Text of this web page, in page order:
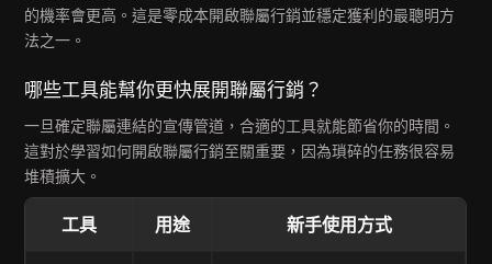
的機率會更高。這是零成本開啟聯屬行銷並穩定獲利的最聰明方
法之一。
哪些工具能幫你更快展開聯屬行銷？
一旦確定聯屬連結的宣傳管道，合適的工具就能節省你的時間。
這對於學習如何開啟聯屬行銷至關重要，因為瑣碎的任務很容易
堆積擴大。
工具 用途 新手使用方式